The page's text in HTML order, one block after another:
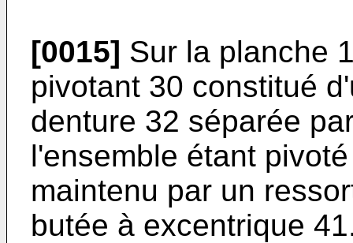
[0015] Sur la planche
pivotant 30 constitué
denture 32 séparée
l'ensemble étant
maintenu par un
butée à excentrique